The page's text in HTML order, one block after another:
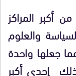
أكبر المراكز
والعلوم
جعلها واحدة
إحدى أكبر